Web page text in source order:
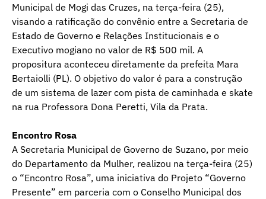
Municipal de Mogi das Cruzes, na terça-feira (25),
visando a ratificação do convênio entre a Secretaria de
Estado de Governo e Relações Institucionais e o
Executivo mogiano no valor de R$ 500 mil. A
propositura aconteceu diretamente da prefeita Mara
Bertaiolli (PL). O objetivo do valor é para a construção
de um sistema de lazer com pista de caminhada e skate
na rua Professora Dona Peretti, Vila da Prata.
Encontro Rosa
A Secretaria Municipal de Governo de Suzano, por meio
do Departamento da Mulher, realizou na terça-feira (25)
o “Encontro Rosa”, uma iniciativa do Projeto “Governo
Presente” em parceria com o Conselho Municipal dos